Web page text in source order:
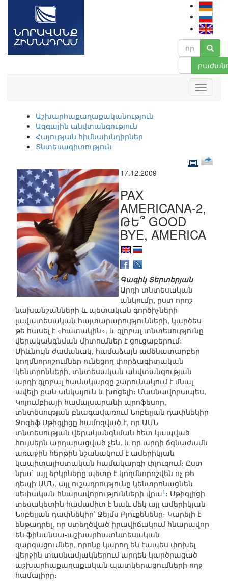
Աշխարհաքաղաքականություն
Ազգային անվտանգություն
Հայության հիմնախնդիրներ
Տնտեսագիտություն
17.12.2009
PAX
AMERICANA-2,
ԹԵ՞ GOOD
BYE, AMERICA
Գագիկ Տերտերյան
Արդի տնտեսական
անկումը, ըստ որոշ
նախանշանների և պետական գործիչների
լավատեսական հայտարարությունների, կարծես
թե հասել է «հատակին», և գլոբալ տնտեսությունը
վերականգնման միտումներ է ցուցաբերում։
Միևնույն ժամանակ, համաձայն ամենատարբեր
կողմնորոշումներ ունեցող փորձագիտական
կենտրոնների, տնտեսական անվտանգության
արդի գլոբալ համակարգը շարունակում է մնալ
ավելի քան անկայուն և խոցելի։ Մասնավորապես,
Կոլումբիայի համալսարանի պրոֆեսոր,
տնտեսության բնագավառում Նոբելյան դափնեկիր
Ջոզեֆ Սթիգլիցը համոզված է, որ ԱՄՆ
տնտեսության վերականգնման հետ կապված
հույսերն արդարացված չեն, և որ արդի ճգնաժամն
առաջին հերթին նշանակում է ամերիկյան
կապիտալիստական համակարգի փլուզում։ Ըստ
նրա` այլ երկրները պետք է կողմնորոշվեն ոչ թե
դեպի ԱՄՆ, այլ ուշադրությունը կենտրոնացնեն
սեփական հնարավորությունների վրա1 ։ Սթիգլիցի
տեսակետին համամիտ է նաև մեկ այլ ամերիկյան
Նոբելյան դափնեկիր՝ Ջեյմս Բյուքենենը։ Կարելի է
ենթադրել, որ ստեղծված իրավիճակում հնարավոր
են ֆինանսա-աշխարհատնտեսական
զարգացումներ, որոնք կարող են էապես փոխել
վերջին տասնամյակներում արդեն կարծրացած
աշխարհաքաղաքական պատկերացումների ողջ
համալիրը։